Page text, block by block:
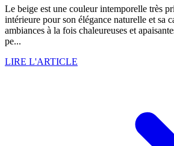
Le beige est une couleur intemporelle très
intérieure pour son élégance naturelle et sa
ambiances à la fois chaleureuses et
pe...
LIRE L'ARTICLE